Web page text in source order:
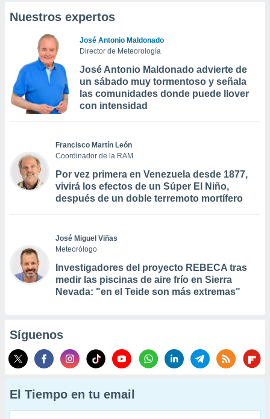
Nuestros expertos
José Antonio Maldonado
Director de Meteorología
José Antonio Maldonado advierte de
un sábado muy tormentoso y señala
las comunidades donde puede llover
con intensidad
Francisco Martín León
Coordinador de la RAM
Por vez primera en Venezuela desde 1877,
vivirá los efectos de un Súper El Niño,
después de un doble terremoto mortífero
José Miguel Viñas
Meteorólogo
Investigadores del proyecto REBECA tras
medir las piscinas de aire frío en Sierra
Nevada: "en el Teide son más extremas"
Síguenos
El Tiempo en tu email